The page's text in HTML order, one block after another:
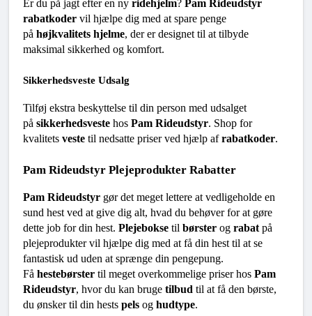
Er du på jagt efter en ny ridehjelm? Pam Rideudstyr
rabatkoder vil hjælpe dig med at spare penge
på højkvalitets hjelme, der er designet til at tilbyde
maksimal sikkerhed og komfort.
Sikkerhedsveste Udsalg
Tilføj ekstra beskyttelse til din person med udsalget
på sikkerhedsveste hos Pam Rideudstyr. Shop for
kvalitets veste til nedsatte priser ved hjælp af rabatkoder.
Pam Rideudstyr Plejeprodukter Rabatter
Pam Rideudstyr gør det meget lettere at vedligeholde en
sund hest ved at give dig alt, hvad du behøver for at gøre
dette job for din hest. Plejebokse til børster og rabat på
plejeprodukter vil hjælpe dig med at få din hest til at se
fantastisk ud uden at sprænge din pengepung.
Få hestebørster til meget overkommelige priser hos Pam
Rideudstyr, hvor du kan bruge tilbud til at få den børste,
du ønsker til din hests pels og hudtype.